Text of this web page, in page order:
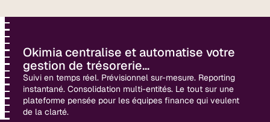
Okimia centralise et automatise votre
gestion de trésorerie...
Suivi en temps réel. Prévisionnel sur-mesure. Reporting
instantané. Consolidation multi-entités. Le tout sur une
plateforme pensée pour les équipes finance qui veulent
de la clarté.